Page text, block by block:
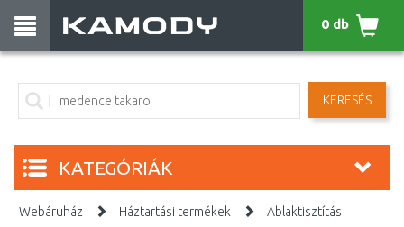
KERESÉS
0 db
KATEGÓRIÁK
Webáruház Háztartási termékek Ablaktisztítás